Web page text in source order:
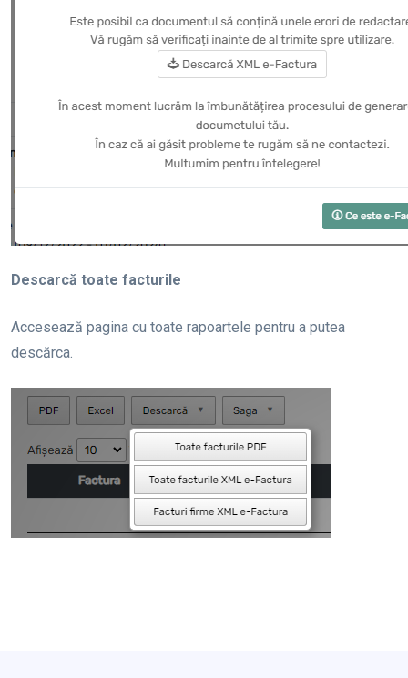
Descarcă toate facturile
Accesează pagina cu toate rapoartele pentru a putea
descărca.